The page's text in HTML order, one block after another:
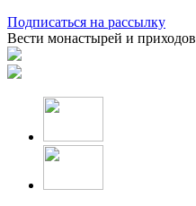
Подписаться на рассылку
Вести монастырей и приходов